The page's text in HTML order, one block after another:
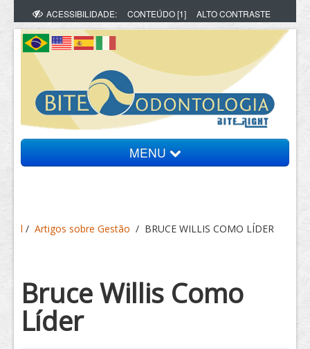
ACESSIBILIDADE: CONTEÚDO [1] ALTO CONTRASTE
MENU
Vídeos
Tratamento
l / Artigos sobre Gestão / BRUCE WILLIS COMO LÍDER
Bruce Willis Como
Líder